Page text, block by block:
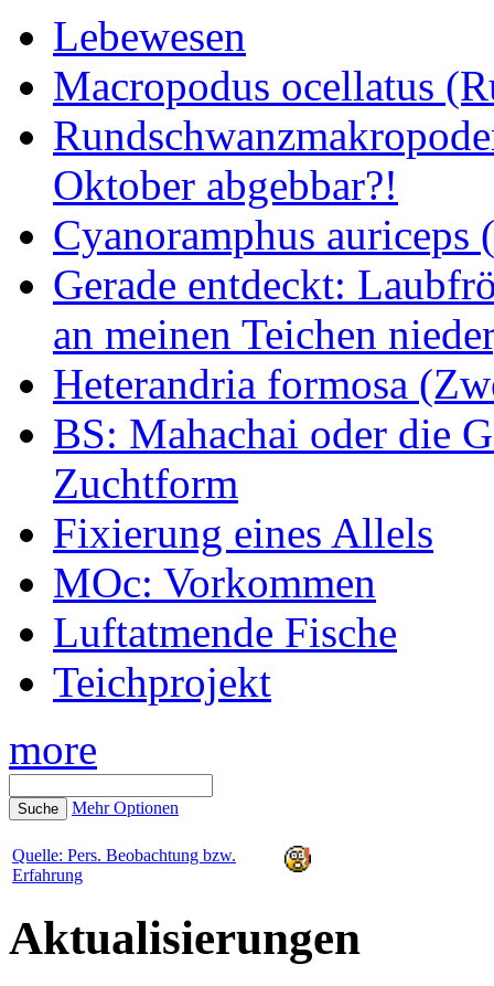
Lebewesen
Macropodus ocellatus
Oktober abgebbar?!
Cyanoramphus
Gerade entdeckt:
an meinen Teichen
Heterandria formosa
BS: Mahachai oder die
Zuchtform
Fixierung eines Allels
MOc: Vorkommen
Luftatmende Fische
Teichprojekt
more
Mehr Optionen
Quelle: Pers. Beobachtung bzw.
Erfahrung
Aktualisierungen